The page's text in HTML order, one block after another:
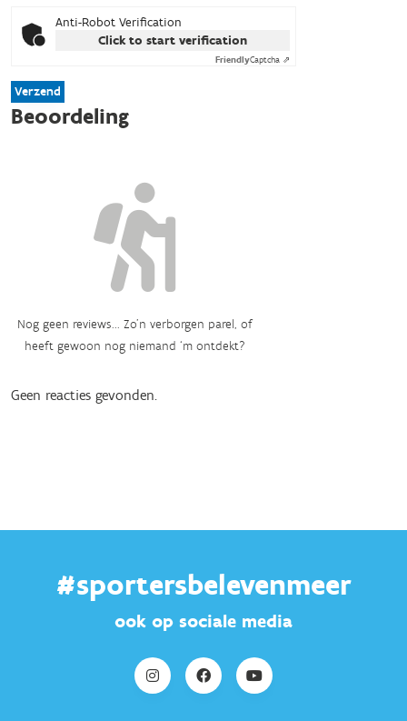
Anti-Robot Verification
Click to start verification
FriendlyCaptcha ⇗
Verzend
Beoordeling
Nog geen reviews... Zo’n verborgen parel, of
heeft gewoon nog niemand ‘m ontdekt?
Geen reacties gevonden.
#sportersbelevenmeer
ook op sociale media